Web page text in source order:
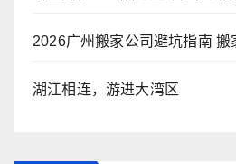
2026广州搬家公司避坑指南 搬
湖江相连，游进大湾区